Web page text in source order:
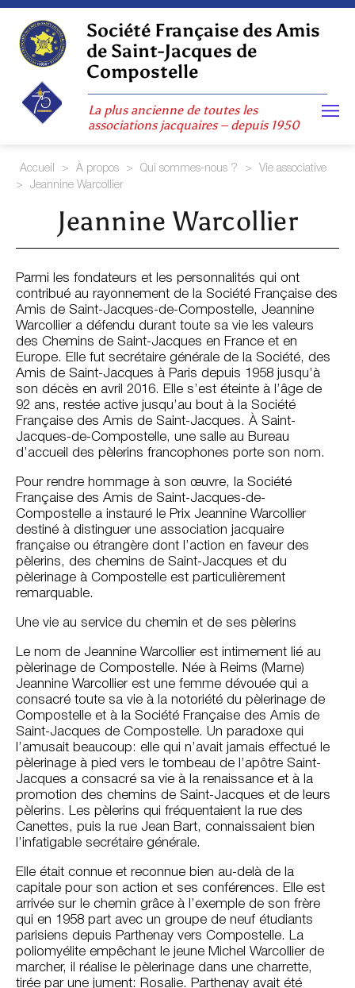
Skip
content
Société Française des Amis
de Saint-Jacques de
Compostelle
La plus ancienne de toutes les
associations jacquaires – depuis 1950
Accueil > À propos > Qui sommes-nous ? >
Vie associative
>
Jeannine Warcollier
Jeannine Warcollier
Parmi les fondateurs et les personnalités qui ont
contribué au rayonnement de la Société Française des
Amis de Saint-Jacques-de-Compostelle, Jeannine
Warcollier a défendu durant toute sa vie les valeurs
des Chemins de Saint-Jacques en France et en
Europe. Elle fut secrétaire générale de la Société, des
Amis de Saint-Jacques à Paris depuis 1958 jusqu’à
son décès en avril 2016. Elle s’est éteinte à l’âge de
92 ans, restée active jusqu’au bout à la Société
Française des Amis de Saint-Jacques. À Saint-
Jacques-de-Compostelle, une salle au Bureau
d’accueil des pèlerins francophones porte son nom.
Pour rendre hommage à son œuvre, la Société
Française des Amis de Saint-Jacques-de-
Compostelle a instauré le Prix Jeannine Warcollier
destiné à distinguer une association jacquaire
française ou étrangère dont l’action en faveur des
pèlerins, des chemins de Saint-Jacques et du
pèlerinage à Compostelle est particulièrement
remarquable.
Une vie au service du chemin et de ses pèlerins
Le nom de Jeannine Warcollier est intimement lié au
pèlerinage de Compostelle. Née à Reims (Marne)
Jeannine Warcollier est une femme dévouée qui a
consacré toute sa vie à la notoriété du pèlerinage de
Compostelle et à la Société Française des Amis de
Saint-Jacques de Compostelle. Un paradoxe qui
l’amusait beaucoup: elle qui n’avait jamais effectué le
pèlerinage à pied vers le tombeau de l’apôtre Saint-
Jacques a consacré sa vie à la renaissance et à la
promotion des chemins de Saint-Jacques et de leurs
pèlerins. Les pèlerins qui fréquentaient la rue des
Canettes, puis la rue Jean Bart, connaissaient bien
l’infatigable secrétaire générale.
Elle était connue et reconnue bien au-delà de la
capitale pour son action et ses conférences. Elle est
arrivée sur le chemin grâce à l’exemple de son frère
qui en 1958 part avec un groupe de neuf étudiants
parisiens depuis Parthenay vers Compostelle. La
poliomyélite empêchant le jeune Michel Warcollier de
marcher, il réalise le pèlerinage dans une charrette,
tirée par une jument: Rosalie. Parthenay avait été